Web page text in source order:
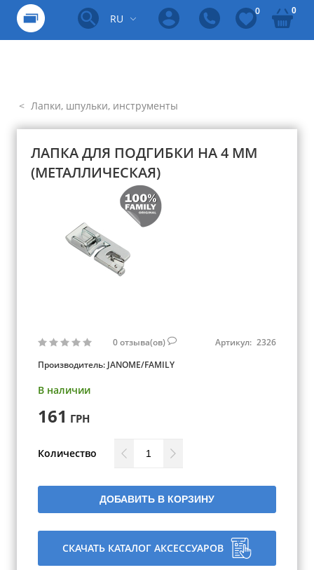
RU
0 0
Лапки, шпульки, инструменты
ЛАПКА ДЛЯ ПОДГИБКИ НА 4 ММ
(МЕТАЛЛИЧЕСКАЯ)
0отзыва(ов) Артикул: 2326
Производитель: JANOME/FAMILY
В наличии
161 ГРН
Количество
ДОБАВИТЬ В КОРЗИНУ
СКАЧАТЬ КАТАЛОГ АКСЕССУАРОВ